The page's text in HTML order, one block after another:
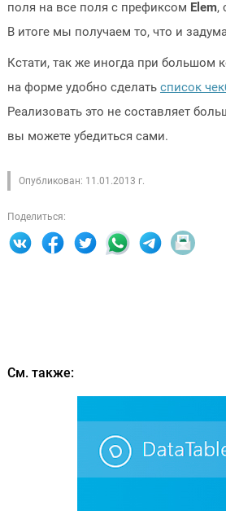
поля на все поля с префиксом Elem,
В итоге мы получаем то, что и
Кстати, так же иногда при большом
на форме удобно сделать список
Реализовать это не составляет
вы можете убедиться сами.
Опубликован: 11.01.2013 г.
Поделиться:
См. также: